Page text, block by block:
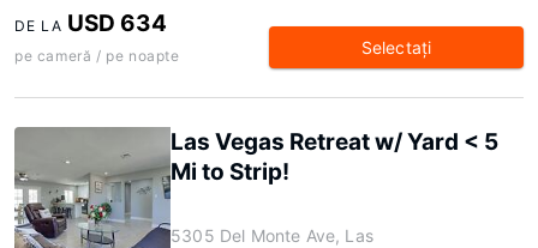
DE LA USD 634
pe cameră / pe noapte Selectaţi
Las Vegas Retreat w/ Yard < 5
Mi to Strip!
5305 Del Monte Ave, Las